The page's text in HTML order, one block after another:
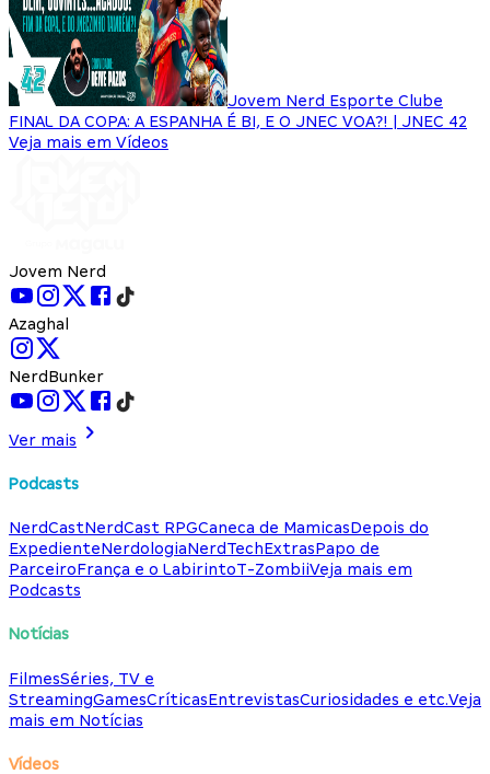
Jovem Nerd Esporte Clube
FINAL DA COPA: A ESPANHA É BI, E O JNEC VOA?! | JNEC 42
Veja mais em Vídeos
Jovem Nerd
Azaghal
NerdBunker
Ver mais
Podcasts
NerdCastNerdCast RPGCaneca de MamicasDepois do
ExpedienteNerdologiaNerdTechExtrasPapo de
ParceiroFrança e o LabirintoT-ZombiiVeja mais em
Podcasts
Notícias
FilmesSéries, TV e
StreamingGamesCríticasEntrevistasCuriosidades e etc.Veja
mais em Notícias
Vídeos